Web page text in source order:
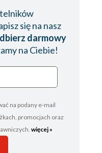
się na nasz
darmowy
na Ciebie!
na podany e-mail
promocjach oraz
więcej »